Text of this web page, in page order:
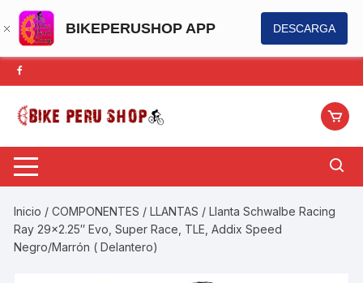
BIKEPERUSHOP APP DESCARGA
Saltar
al
contenido
Inicio /COMPONENTES /LLANTAS / Llanta Schwalbe Racing
Ray 29×2.25″ Evo, Super Race, TLE, Addix Speed
Negro/Marrón ( Delantero)